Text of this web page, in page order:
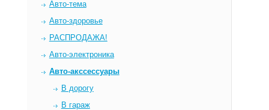
Авто-тема
Авто-здоровье
РАСПРОДАЖА!
Авто-электроника
Авто-акссессуары
В дорогу
В гараж